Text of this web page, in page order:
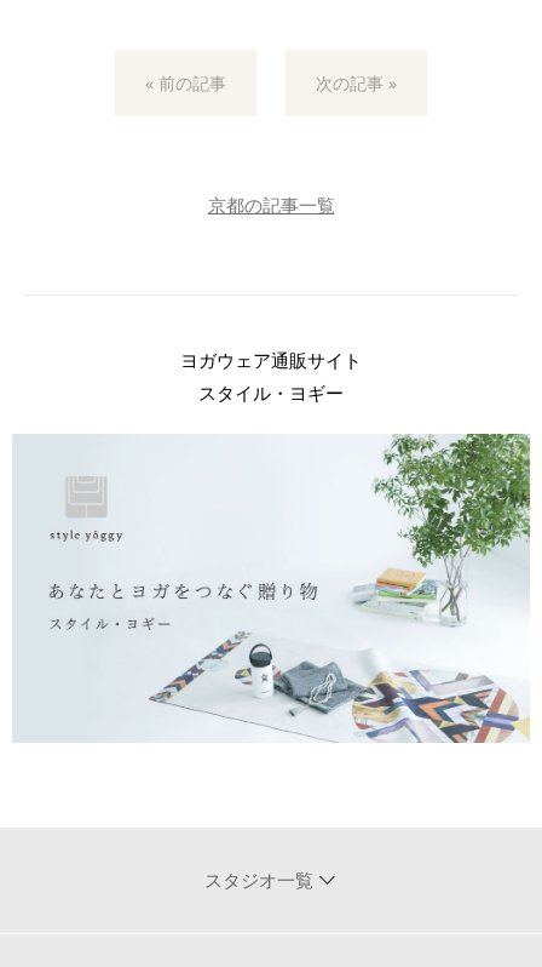
« 前の記事 次の記事 »
京都の記事一覧
ヨガウェア通販サイト
スタイル・ヨギー
スタジオ一覧